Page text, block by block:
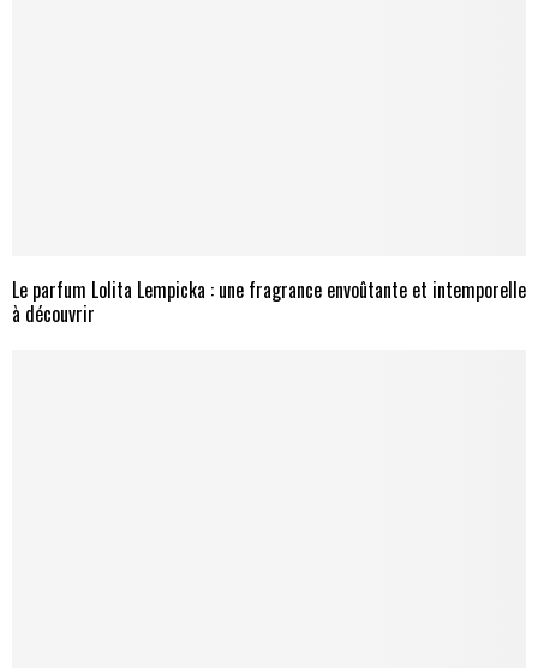
Le parfum Lolita Lempicka : une fragrance envoûtante et intemporelle
à découvrir